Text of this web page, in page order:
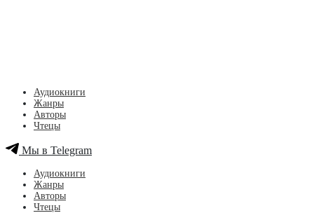
Аудиокниги
Жанры
Авторы
Чтецы
Мы в Telegram
Аудиокниги
Жанры
Авторы
Чтецы